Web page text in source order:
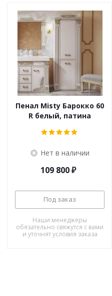
Пенал Misty Барокко 60
R белый, патина
Нет в наличии
109 800₽
Под заказ
Наши менеджеры
обязательно свяжутся с вами
и уточнят условия заказа